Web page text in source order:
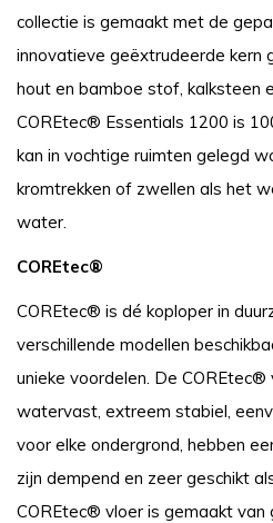
collectie is gemaakt met de
innovatieve geëxtrudeerde kern
hout en bamboe stof, kalksteen
COREtec® Essentials 1200 is
kan in vochtige ruimten gelegd
kromtrekken of zwellen als het
water.
COREtec®
COREtec® is dé koploper in
verschillende modellen
unieke voordelen. De COREtec®
watervast, extreem stabiel,
voor elke ondergrond, hebben
zijn dempend en zeer geschikt
COREtec® vloer is gemaakt van